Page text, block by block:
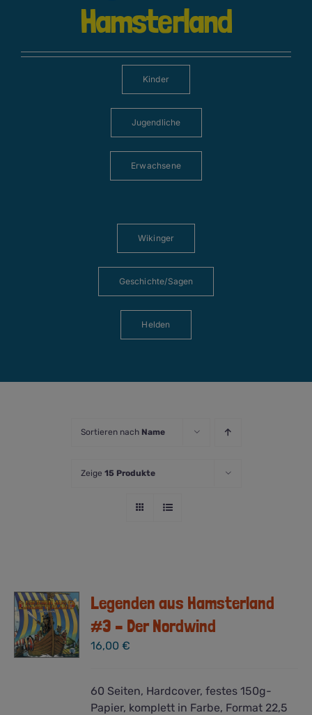
Hamsterland
Kinder
Jugendliche
Erwachsene
Wikinger
Geschichte/Sagen
Helden
Sortieren nach Name
Zeige 15 Produkte
Legenden aus Hamsterland
#3 – Der Nordwind
16,00€
60 Seiten, Hardcover, festes 150g-
Papier, komplett in Farbe, Format 22,5